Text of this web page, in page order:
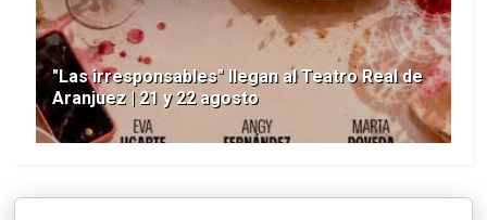
"Las irresponsables" llegan al Teatro Real de
Aranjuez | 21 y 22 agosto